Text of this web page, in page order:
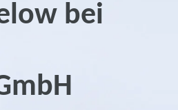
bei